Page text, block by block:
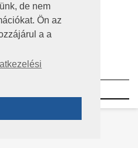
de nem
Ön az
a a